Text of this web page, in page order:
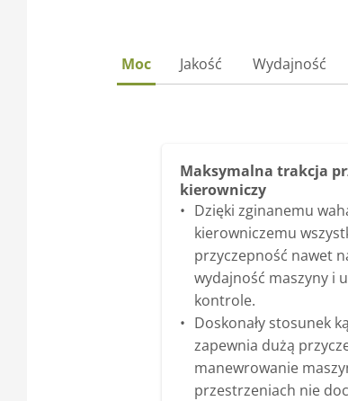
Moc Jakość Wydajność
Maksymalna trakcja
kierowniczy
Dzięki zginanemu
kierowniczemu
przyczepność nawet
wydajność maszyny i
kontrole.
Doskonały stosunek
zapewnia dużą
manewrowanie
przestrzeniach nie